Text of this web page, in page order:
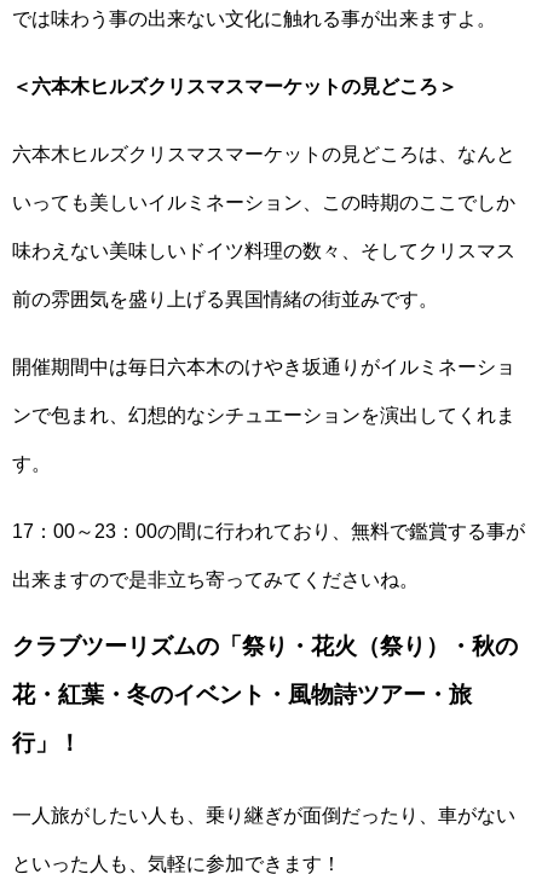
では味わう事の出来ない文化に触れる事が出来ますよ。
＜六本木ヒルズクリスマスマーケットの見どころ＞
六本木ヒルズクリスマスマーケットの見どころは、なんと
いっても美しいイルミネーション、この時期のここでしか
味わえない美味しいドイツ料理の数々、そしてクリスマス
前の雰囲気を盛り上げる異国情緒の街並みです。
開催期間中は毎日六本木のけやき坂通りがイルミネーショ
ンで包まれ、幻想的なシチュエーションを演出してくれま
す。
17：00～23：00の間に行われており、無料で鑑賞する事が
出来ますので是非立ち寄ってみてくださいね。
クラブツーリズムの「祭り・花火（祭り）・秋の
花・紅葉・冬のイベント・風物詩ツアー・旅
行」！
一人旅がしたい人も、乗り継ぎが面倒だったり、車がない
といった人も、気軽に参加できます！